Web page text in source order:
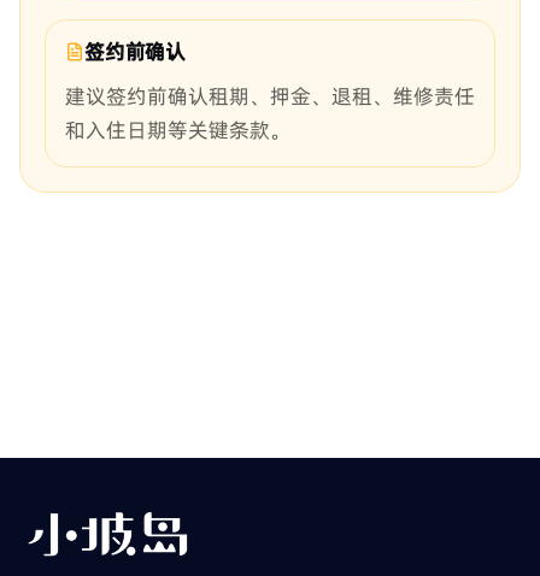
签约前确认
建议签约前确认租期、押金、退租、维修责任
和入住日期等关键条款。